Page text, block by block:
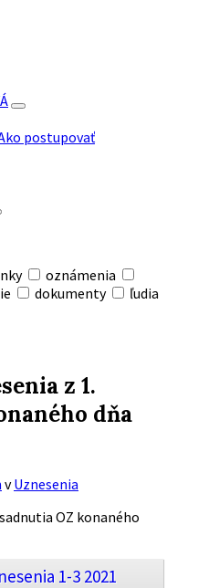
postupovať
oznámenia
dokumenty ľudia
z 1.
dňa
vUznesenia
OZ konaného
1-3 2021